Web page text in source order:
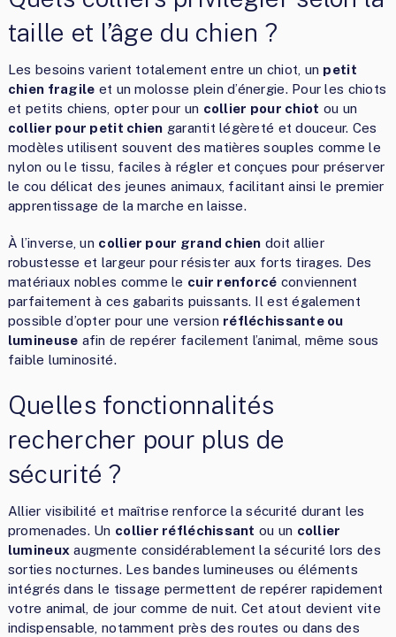
taille et l’âge du chien ?
Les besoins varient totalement entre un chiot, un petit
chien fragile et un molosse plein d’énergie. Pour les chiots
et petits chiens, opter pour un collier pour chiot ou un
collier pour petit chien garantit légèreté et douceur. Ces
modèles utilisent souvent des matières souples comme le
nylon ou le tissu, faciles à régler et conçues pour préserver
le cou délicat des jeunes animaux, facilitant ainsi le premier
apprentissage de la marche en laisse.
À l’inverse, un collier pour grand chien doit allier
robustesse et largeur pour résister aux forts tirages. Des
matériaux nobles comme le cuir renforcé conviennent
parfaitement à ces gabarits puissants. Il est également
possible d’opter pour une version réfléchissante ou
lumineuse afin de repérer facilement l’animal, même sous
faible luminosité.
Quelles fonctionnalités
rechercher pour plus de
sécurité ?
Allier visibilité et maîtrise renforce la sécurité durant les
promenades. Un collier réfléchissant ou un collier
lumineux augmente considérablement la sécurité lors des
sorties nocturnes. Les bandes lumineuses ou éléments
intégrés dans le tissage permettent de repérer rapidement
votre animal, de jour comme de nuit. Cet atout devient vite
indispensable, notamment près des routes ou dans des